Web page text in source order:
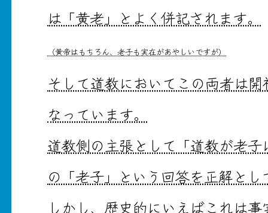
は「黄老」とよく併記されます。
（黄帝はもちろん、老子も実在があやしいですが）
そして道教においてこの両者は
なっています。
道教側の主張として「道教が老
の「老子」という回答を正解と
しかし、歴史的にいえばこれは